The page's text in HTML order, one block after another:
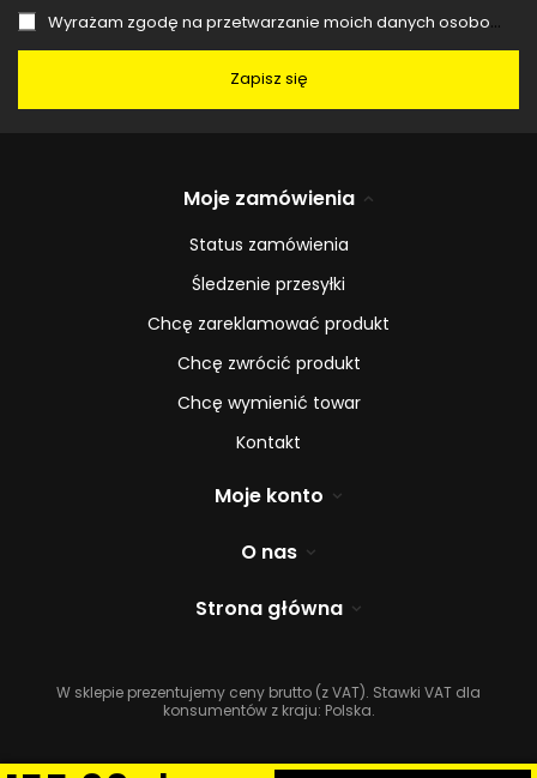
Wyrażam zgodę na przetwarzanie moich danych osobowych (adres e-mail) na potrzeby wysyłki newslettera z informacją handlową (marketing). Więcej w
Zapisz się
Moje zamówienia
Status zamówienia
Śledzenie przesyłki
Chcę zareklamować produkt
Chcę zwrócić produkt
Chcę wymienić towar
Kontakt
Moje konto
O nas
Strona główna
W sklepie prezentujemy ceny brutto (z VAT). Stawki VAT dla
konsumentów z kraju: Polska.